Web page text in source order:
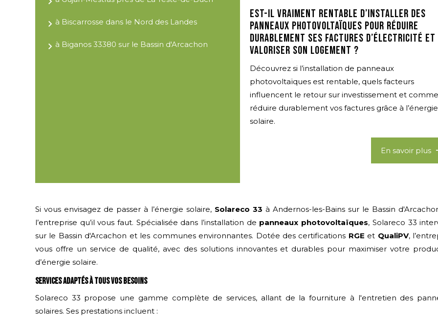
à Biscarrosse dans le Nord des Landes
à Biganos 33380 sur le Bassin d'Arcachon
Est-il vraiment rentable d’installer des
panneaux photovoltaïques pour réduire
durablement ses factures d’électricité et
valoriser son logement ?
Découvrez si l’installation de panneaux
photovoltaïques est rentable, quels facteurs
influencent le retour sur investissement et
réduire durablement vos factures grâce à l’énergie
solaire.
En savoir plus
Si vous envisagez de passer à l’énergie solaire, Solareco 33 à Andernos-les-Bains sur le Bassin
l’entreprise qu’il vous faut. Spécialisée dans l’installation de panneaux photovoltaïques, Solareco 33
sur le Bassin d'Arcachon et les communes environnantes. Dotée des certifications RGE et QualiPV,
vous offre un service de qualité, avec des solutions innovantes et durables pour maximiser votre
d’énergie solaire.
Services adaptés à tous vos besoins
Solareco 33 propose une gamme complète de services, allant de la fourniture à l'entretien des
solaires. Ses prestations incluent :